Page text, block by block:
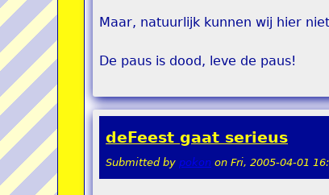
Maar, natuurlijk kunnen wij hier
De paus is dood, leve de paus!
deFeest gaat serieus
Submitted by pokon on Fri, 2005-04-01